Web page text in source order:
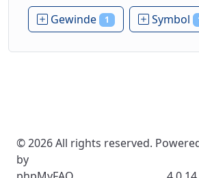
Gewinde 1 Symbol
© 2026 All rights reserved.
by